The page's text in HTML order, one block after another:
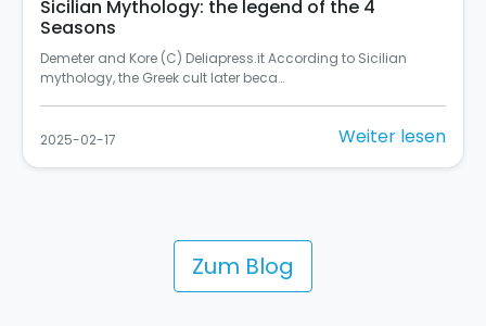
Sicilian Mythology: the legend of the 4
Seasons
Demeter and Kore (C) Deliapress.it According to Sicilian
mythology, the Greek cult later beca…
2025-02-17 Weiter lesen
Zum Blog